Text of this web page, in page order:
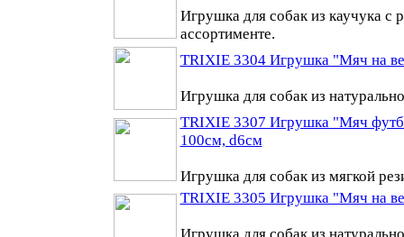
Игрушка для собак из каучука с
ассортименте.
TRIXIE 3304 Игрушка "Мяч на
Игрушка для собак из
TRIXIE 3307 Игрушка "Мяч
100см, d6см
Игрушка для собак из мягкой
TRIXIE 3305 Игрушка "Мяч на